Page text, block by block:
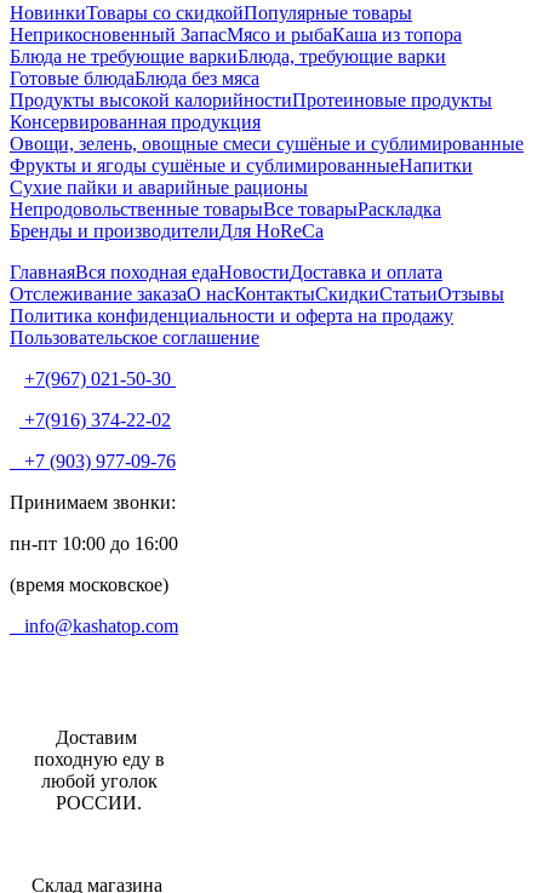
НовинкиТовары со скидкойПопулярные товары
Неприкосновенный ЗапасМясо и рыбаКаша из топора
Блюда не требующие варкиБлюда, требующие варки
Готовые блюдаБлюда без мяса
Продукты высокой калорийностиПротеиновые продукты
Консервированная продукция
Овощи, зелень, овощные смеси сушёные и сублимированные
Фрукты и ягоды сушёные и сублимированныеНапитки
Сухие пайки и аварийные рационы
Непродовольственные товарыВсе товарыРаскладка
Бренды и производителиДля HoReCa
ГлавнаяВся походная едаНовостиДоставка и оплата
Отслеживание заказаО насКонтактыСкидкиСтатьиОтзывы
Политика конфиденциальности и оферта на продажу
Пользовательское соглашение
+7(967) 021-50-30
+7(916) 374-22-02
+7 (903) 977-09-76
Принимаем звонки:
пн-пт 10:00 до 16:00
(время московское)
info@kashatop.com
Доставим
походную еду в
любой уголок
РОССИИ.
Склад магазина